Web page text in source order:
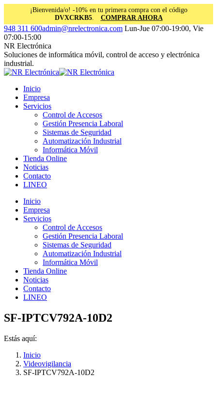
¡Bienvenida/o! -10% en tu primera compra con el código
DVXCRKB5. COMPRAR AHORA
Saltar
al
contenido
Facebook
page
opens
in
new
window
Instagram
page
opens
in
new
window
Linkedin
page
opens
in
new
window
948 311 600admin@nrelectronica.com Lun-Jue 07:00-19:00, Vie
07:00-15:00
NR Electrónica
Soluciones de informática móvil, control de acceso y electrónica
industrial.
Inicio
Empresa
Servicios
Control de Accesos
Gestión Presencia Laboral
Sistemas de Seguridad
Automatización Industrial
Informática Móvil
Tienda Online
Noticias
Contacto
LINEO
Inicio
Empresa
Servicios
Control de Accesos
Gestión Presencia Laboral
Sistemas de Seguridad
Automatización Industrial
Informática Móvil
Tienda Online
Noticias
Contacto
LINEO
SF-IPTCV792A-10D2
Estás aquí:
Inicio
Videovigilancia
SF-IPTCV792A-10D2